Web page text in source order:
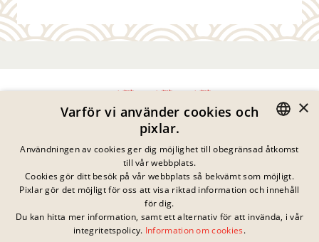
Integritetspolicy
Impressum
Juridisk Information
Kontakta
Cookies
Vanliga Frågor
Nedladdningar
Inga pågående
tävlingar just nu
GERMAN
FRENCH
DANISH
×
Varför vi använder cookies och
pixlar.
Användningen av cookies ger dig möjlighet till obegränsad åtkomst
till vår webbplats.
Cookies gör ditt besök på vår webbplats så bekvämt som möjligt.
Pixlar gör det möjligt för oss att visa riktad information och innehåll
för dig.
Du kan hitta mer information, samt ett alternativ för att invända, i vår
integritetspolicy. Information om cookies.